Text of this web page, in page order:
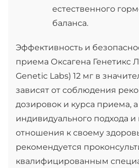
естественного
баланса.
Эффективность и
приема Оксагена Генетикс
Genetic Labs) 12 мг в
зависят от соблюдения
дозировок и курса приема, а
индивидуального подхода
отношения к своему
рекомендуется
квалифицированным